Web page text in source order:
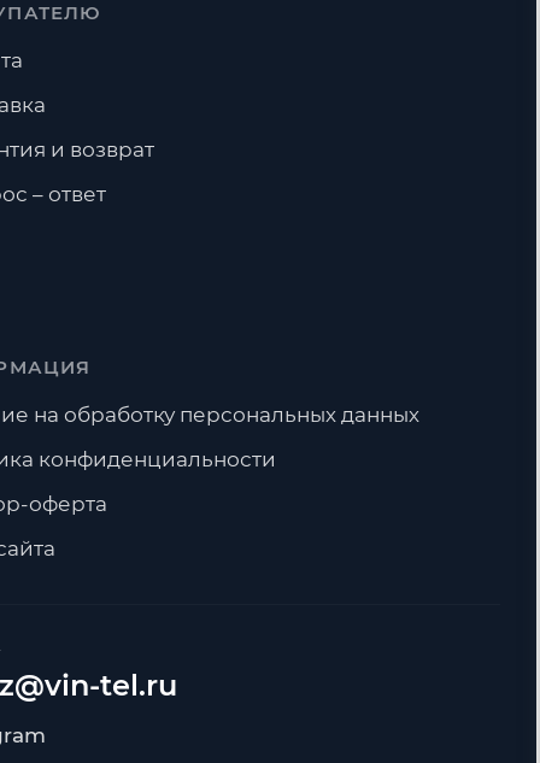
tel.ru
и возврат
– ответ
на обработку персональных данных
конфиденциальности
оферта